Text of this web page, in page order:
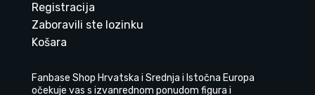
Registracija
Zaboravili ste lozinku
Košara
Fanbase Shop Hrvatska i Srednja i Istočna Europa
očekuje vas s izvanrednom ponudom figura i